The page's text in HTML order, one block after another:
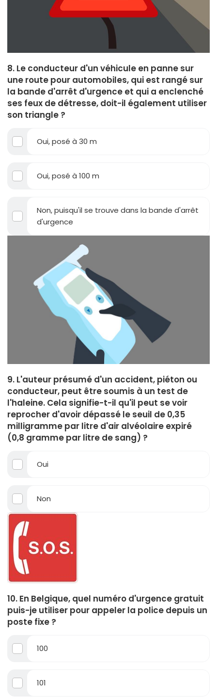
8. Le conducteur d'un véhicule en panne sur
une route pour automobiles, qui est rangé sur
la bande d'arrêt d'urgence et qui a enclenché
ses feux de détresse, doit-il également utiliser
son triangle ?
Oui, posé à 30 m
Oui, posé à 100 m
Non, puisqu'il se trouve dans la bande d'arrêt
d'urgence
9. L'auteur présumé d'un accident, piéton ou
conducteur, peut être soumis à un test de
l'haleine. Cela signifie-t-il qu'il peut se voir
reprocher d'avoir dépassé le seuil de 0,35
milligramme par litre d'air alvéolaire expiré
(0,8 gramme par litre de sang) ?
Oui
Non
10. En Belgique, quel numéro d'urgence gratuit
puis-je utiliser pour appeler la police depuis un
poste fixe ?
100
101